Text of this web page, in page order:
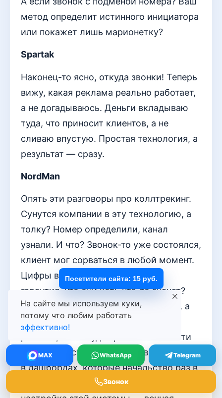
метод определит истинного инициатора
или покажет лишь марионетку?
Spartak
Наконец-то ясно, откуда звонки! Теперь
вижу, какая реклама реально работает,
а не догадываюсь. Деньги вкладываю
туда, что приносит клиентов, а не
сливаю впустую. Простая технология, а
результат — сразу.
NordMan
Опять эти разговоры про коллтрекинг.
Сунутся компании в эту технологию, а
толку? Номер определили, канал
узнали. И что? Звонок-то уже состоялся,
клиент мог сорваться в любой момент.
Цифры в отчете красивые, а где
гарантия, что они хоть что-то значат?
Потратишь кучу денег на внедрение, а
отдел продаж как работал в своем
режиме, так и будет работать. Все эти
данные просто осядут мертвым грузом
в дашбордах, которые начальство раз в
месяц открывает для галочки. Да и
На сайте мы используем куки,
потому что любим работать
эффективно!
MAX WhatsApp Telegram
Звонок
Посетители сайта: 15 руб.